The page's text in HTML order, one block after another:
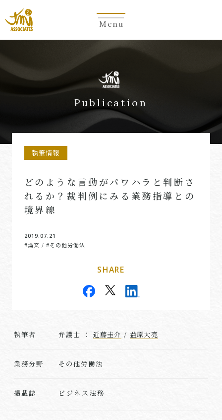
Menu
Publication
執筆情報
どのような言動がパワハラと判断さ
れるか？裁判例にみる業務指導との
境界線
2019.07.21
#論文 / #その他労働法
SHARE
執筆者 弁護士 ： 近藤圭介 / 益原大亮
業務分野 その他労働法
掲載誌 ビジネス法務